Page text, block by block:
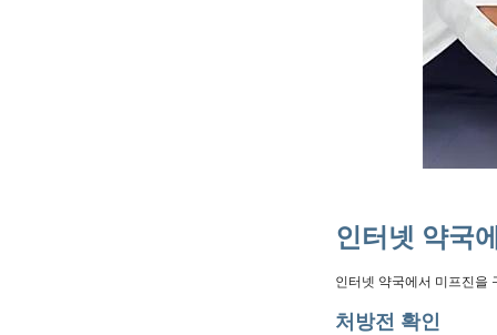
인터넷 약국
인터넷 약국에서 미프진을
처방전 확인